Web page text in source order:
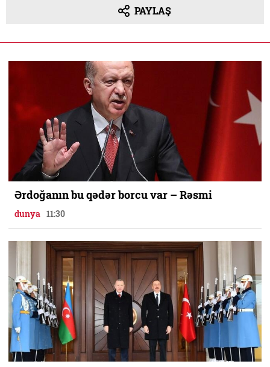
PAYLAŞ
Ərdoğanın bu qədər borcu var – Rəsmi
dunya 11:30